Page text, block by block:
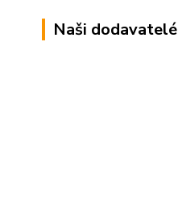
Naši dodavatelé